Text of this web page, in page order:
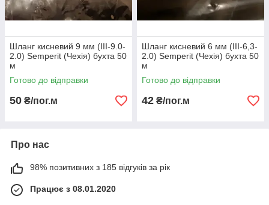
Шланг кисневий 9 мм (III-9.0-
2.0) Semperit (Чехія) бухта 50
м
Готово до відправки
50 ₴/пог.м
Шланг кисневий 6 мм (III-6,3-
2.0) Semperit (Чехія) бухта 50
м
Готово до відправки
42 ₴/пог.м
Про нас
98% позитивних з 185 відгуків за рік
Працює з 08.01.2020